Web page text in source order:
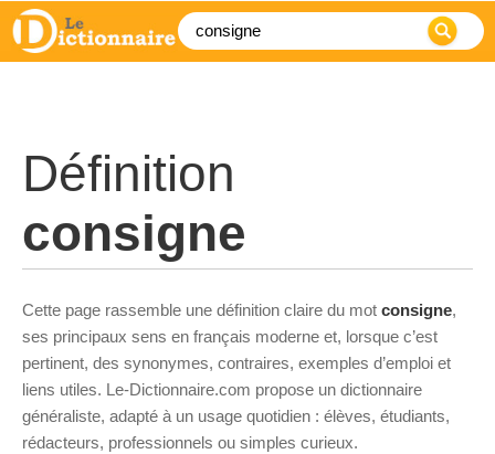
Définition
consigne
Cette page rassemble une définition claire du mot consigne,
ses principaux sens en français moderne et, lorsque c’est
pertinent, des synonymes, contraires, exemples d’emploi et
liens utiles. Le-Dictionnaire.com propose un dictionnaire
généraliste, adapté à un usage quotidien : élèves, étudiants,
rédacteurs, professionnels ou simples curieux.